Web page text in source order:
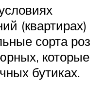
(квартирах)
сорта роз
которые
бутиках.